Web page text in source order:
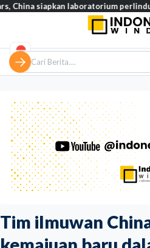
Tim ilmuwan
laboratorium perlindungan